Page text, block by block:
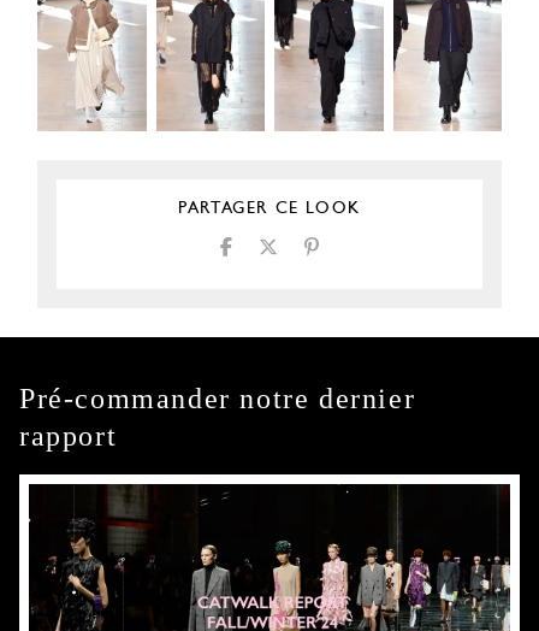
PARTAGER CE LOOK
Pré-commander notre dernier
rapport